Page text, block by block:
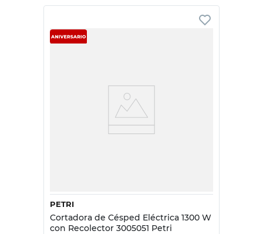
PETRI
Cortadora de Césped Eléctrica 1300 W
con Recolector 3005051 Petri